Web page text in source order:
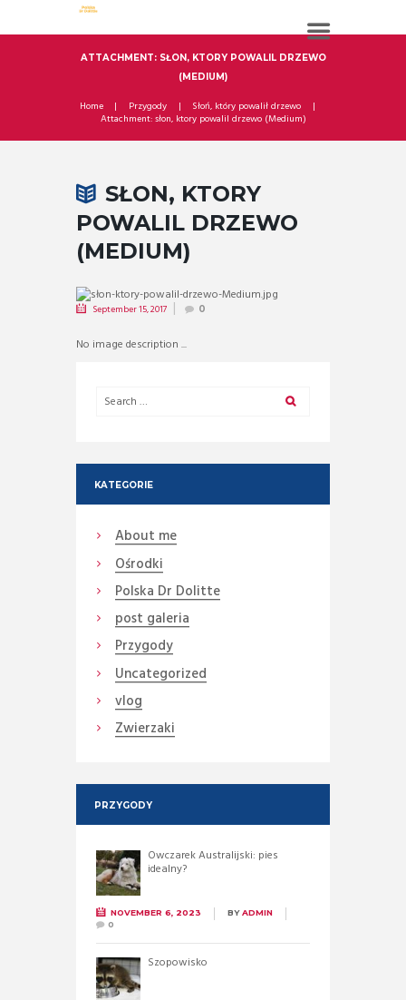
ATTACHMENT: SŁON, KTORY POWALIL DRZEWO
(MEDIUM)
Home Przygody
Słoń, który powalił drzewo
Attachment: słon, ktory powalil drzewo (Medium)
SŁON, KTORY
POWALIL DRZEWO
(MEDIUM)
September 15, 2017 0
No image description ...
KATEGORIE
About me
Ośrodki
Polska Dr Dolitte
post galeria
Przygody
Uncategorized
vlog
Zwierzaki
PRZYGODY
Owczarek Australijski: pies
idealny?
NOVEMBER 6, 2023 BYADMIN
0
Szopowisko